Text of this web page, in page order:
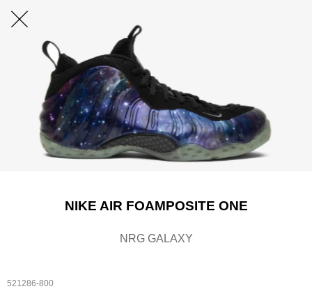
NIKE AIR FOAMPOSITE ONE
NRG GALAXY
521286-800